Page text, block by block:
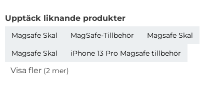
Upptäck liknande produkter
Magsafe Skal MagSafe-Tillbehör
Magsafe Skal
Magsafe Skal
iPhone 13 Pro Magsafe tillbehör
Visa fler (2 mer)